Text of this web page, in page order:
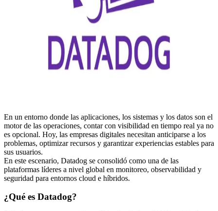
En un entorno donde las aplicaciones, los sistemas y los datos son el
motor de las operaciones, contar con visibilidad en tiempo real ya no
es opcional. Hoy, las empresas digitales necesitan anticiparse a los
problemas, optimizar recursos y garantizar experiencias estables para
sus usuarios.
En este escenario, Datadog se consolidó como una de las
plataformas líderes a nivel global en monitoreo, observabilidad y
seguridad para entornos cloud e híbridos.
¿Qué es Datadog?